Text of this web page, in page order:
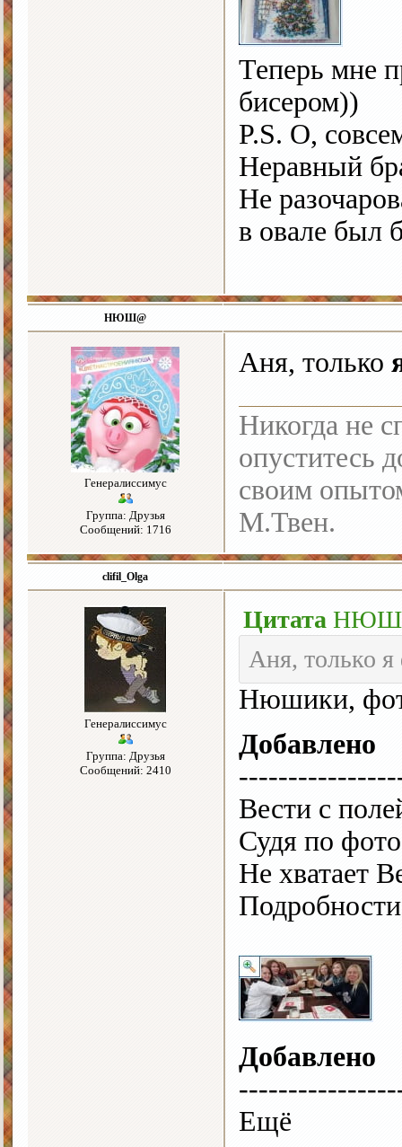
Теперь мне
бисером))
P.S. О,
Неравный
Не
в овале был
НЮШ@
Генералиссимус
Группа: Друзья
Сообщений: 1716
Аня, только
Никогда не
опуститесь
своим
М.Твен.
clifil_Olga
Генералиссимус
Группа: Друзья
Сообщений: 2410
Цитата
Аня, только
Нюшики,
Добавлено
Вести с
Судя по
Не хватает
Добавлено
Ещё